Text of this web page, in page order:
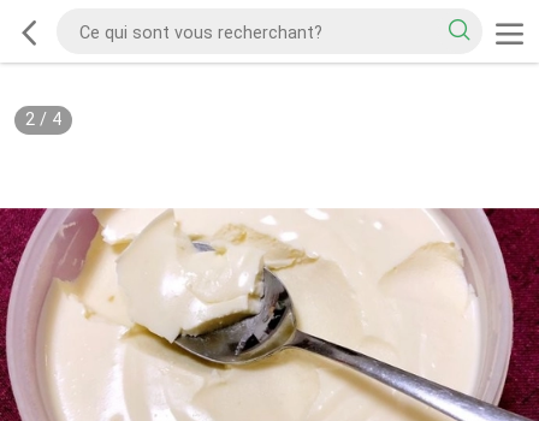
2/ 4